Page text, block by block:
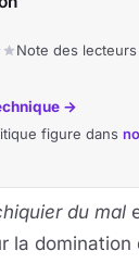
Note des lecteurs
→
figure dans
du mal
la